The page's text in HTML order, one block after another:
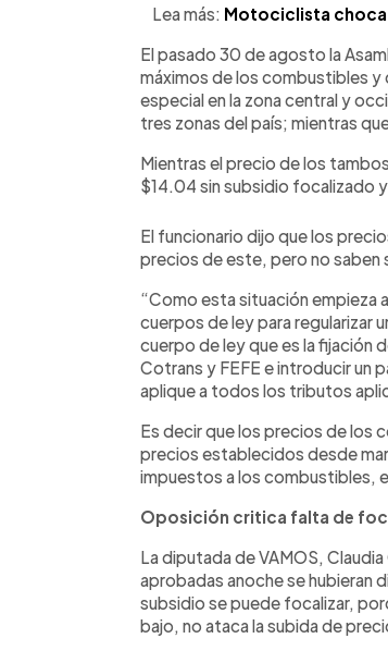
Lea más: Motociclista choca
El pasado 30 de agosto la
máximos de los combustibles y
especial en la zona central y
tres zonas del país; mientras
Mientras el precio de los
$14.04 sin subsidio focalizado
El funcionario dijo que los
precios de este, pero no saben
“Como esta situación empieza
cuerpos de ley para regularizar
cuerpo de ley que es la fijación
Cotrans y FEFE e introducir un
aplique a todos los tributos
Es decir que los precios de los
precios establecidos desde
impuestos a los combustibles,
Oposición critica falta de
La diputada de VAMOS,
aprobadas anoche se hubieran
subsidio se puede focalizar,
bajo, no ataca la subida de